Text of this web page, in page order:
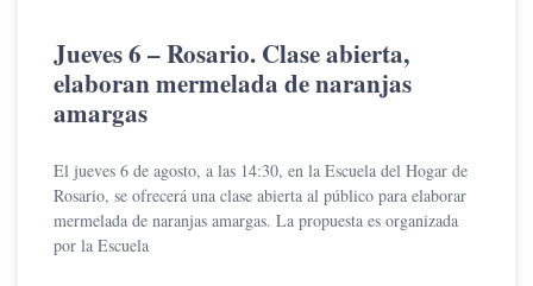
Jueves 6 – Rosario. Clase abierta,
elaboran mermelada de naranjas
amargas
El jueves 6 de agosto, a las 14:30, en la Escuela del Hogar de
Rosario, se ofrecerá una clase abierta al público para elaborar
mermelada de naranjas amargas. La propuesta es organizada
por la Escuela